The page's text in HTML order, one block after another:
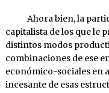
Ahora bien, la
capitalista de los que le
distintos modos
combinaciones de ese
económico-sociales en
incesante de esas